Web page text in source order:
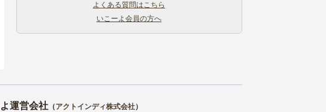
よくある質問はこちら
いこーよ会員の方へ
運営会社（アクトインディ株式会社）